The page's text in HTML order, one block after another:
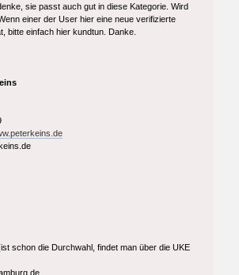
sie passt auch gut in diese Kategorie. Wird
einer der User hier eine neue verifizierte
bitte einfach hier kundtun. Danke.
schon die Durchwahl, findet man über die UKE